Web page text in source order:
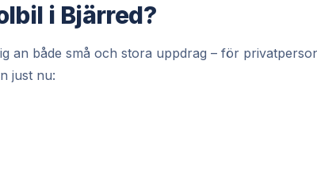
i Bjärred?
an både små och stora uppdrag – för
just nu: